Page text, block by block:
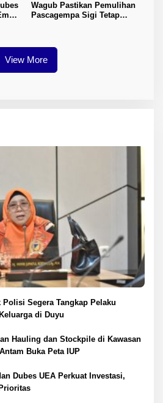
Wagub Pastikan Pemulihan
Pascagempa Sigi Tetap
View More
Segera Tangkap Pelaku
di Duyu
Hauling dan Stockpile di Kawasan
Buka Peta IUP
Dubes UEA Perkuat Investasi,